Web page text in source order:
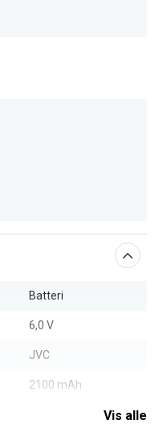
Batteri
6,0 V
JVC
2100 mAh
Vis alle